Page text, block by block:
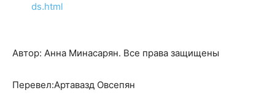
ds.html
Автор: Анна Минасарян. Все права защищены
Перевел:Артавазд Овсепян